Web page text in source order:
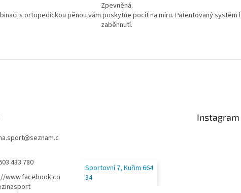
Zpevněná.
s ortopedickou pěnou vám poskytne pocit na míru. Patentovaný systém
zaběhnutí.
@seznam.c
433 780
www.facebook.co
Sportovní 7, Kuřim 664
34
Instagram